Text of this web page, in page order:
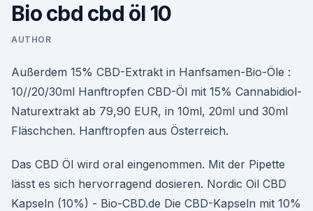
Bio cbd cbd öl 10
AUTHOR
Außerdem 15% CBD-Extrakt in Hanfsamen-Bio-Öle :
10//20/30ml Hanftropfen CBD-Öl mit 15% Cannabidiol-
Naturextrakt ab 79,90 EUR, in 10ml, 20ml und 30ml
Fläschchen. Hanftropfen aus Österreich.
Das CBD Öl wird oral eingenommen. Mit der Pipette
lässt es sich hervorragend dosieren. Nordic Oil CBD
Kapseln (10%) - Bio-CBD.de Die CBD-Kapseln mit 10%